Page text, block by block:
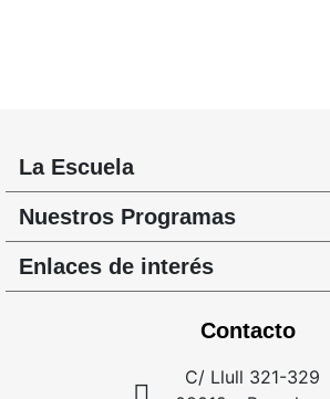
La Escuela
Nuestros Programas
Enlaces de interés
Contacto
C/ Llull 321-329